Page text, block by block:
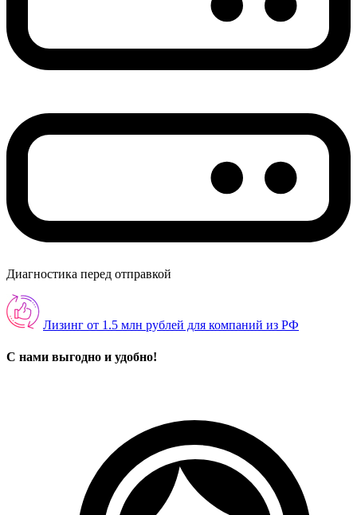
Диагностика перед отправкой
Лизинг от 1.5 млн рублей для компаний из РФ
С нами выгодно и удобно!